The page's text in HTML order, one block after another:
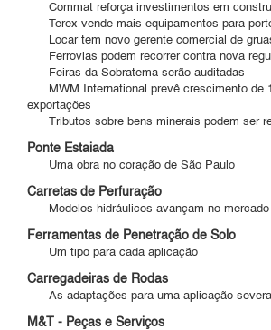
Commat reforça investimentos em
Terex vende mais equipamentos para
Locar tem novo gerente comercial de
Ferrovias podem recorrer contra nova
Feiras da Sobratema serão auditadas
MWM International prevê crescimento de
exportações
Tributos sobre bens minerais podem ser
Ponte Estaiada
Uma obra no coração de São Paulo
Carretas de Perfuração
Modelos hidráulicos avançam no mercado
Ferramentas de Penetração de Solo
Um tipo para cada aplicação
Carregadeiras de Rodas
As adaptações para uma aplicação severa
M&T - Peças e Serviços